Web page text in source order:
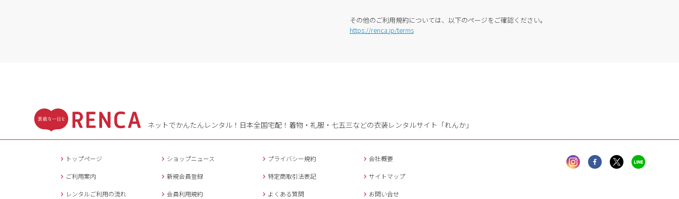
その他のご利用規約については、以下のページをご確認ください。
https://renca.jp/terms
ネットでかんたんレンタル！日本全国宅配！ 着物・礼服・七五三などの衣装レンタルサイト「れんか」
トップページ ショップニュース プライバシー規約 会社概要
ご利用案内 新規会員登録 特定商取引法表記 サイトマップ
レンタルご利用の流れ 会員利用規約 よくある質問 お問い合せ